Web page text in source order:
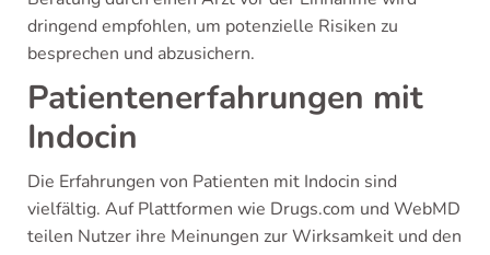
dringend empfohlen, um potenzielle Risiken zu
besprechen und abzusichern.
Patientenerfahrungen mit
Indocin
Die Erfahrungen von Patienten mit Indocin sind
vielfältig. Auf Plattformen wie Drugs.com und WebMD
teilen Nutzer ihre Meinungen zur Wirksamkeit und den